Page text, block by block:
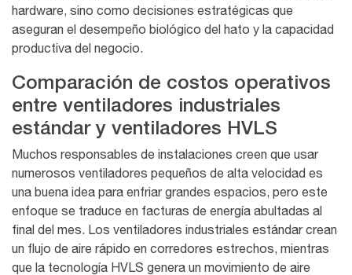
hardware, sino como decisiones estratégicas que
aseguran el desempeño biológico del hato y la capacidad
productiva del negocio.
Comparación de costos operativos
entre ventiladores industriales
estándar y ventiladores HVLS
Muchos responsables de instalaciones creen que usar
numerosos ventiladores pequeños de alta velocidad es
una buena idea para enfriar grandes espacios, pero este
enfoque se traduce en facturas de energía abultadas al
final del mes. Los ventiladores industriales estándar crean
un flujo de aire rápido en corredores estrechos, mientras
que la tecnología HVLS genera un movimiento de aire